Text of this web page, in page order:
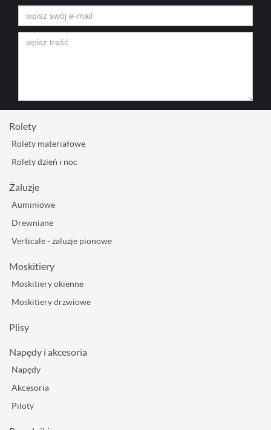
Rolety
Rolety materiałowe
Rolety dzień i noc
Żaluzje
Auminiowe
Drewniane
Verticale - żaluzje pionowe
Moskitiery
Moskitiery okienne
Moskitiery drzwiowe
Plisy
Napędy i akcesoria
Napędy
Akcesoria
Piloty